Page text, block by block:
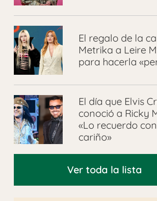
El regalo de la
Metrika a Leire
para hacerla
El día que Elvis
conoció a Ricky
«Lo recuerdo
cariño»
Ver toda la lista